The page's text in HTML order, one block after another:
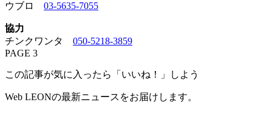
ウブロ 03-5635-7055
協力
チンクワンタ 050-5218-3859
PAGE 3
この記事が気に入ったら「いいね！」しよう
Web LEONの最新ニュースをお届けします。